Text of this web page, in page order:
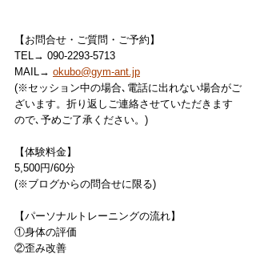
【お問合せ・ご質問・ご予約】
TEL→ 090-2293-5713
MAIL→ okubo@gym-ant.jp
(※セッション中の場合､電話に出れない場合がご
ざいます。折り返しご連絡させていただきます
ので､予めご了承ください。)
【体験料金】
5,500円/60分
(※ブログからの問合せに限る)
【パーソナルトレーニングの流れ】
①身体の評価
②歪み改善